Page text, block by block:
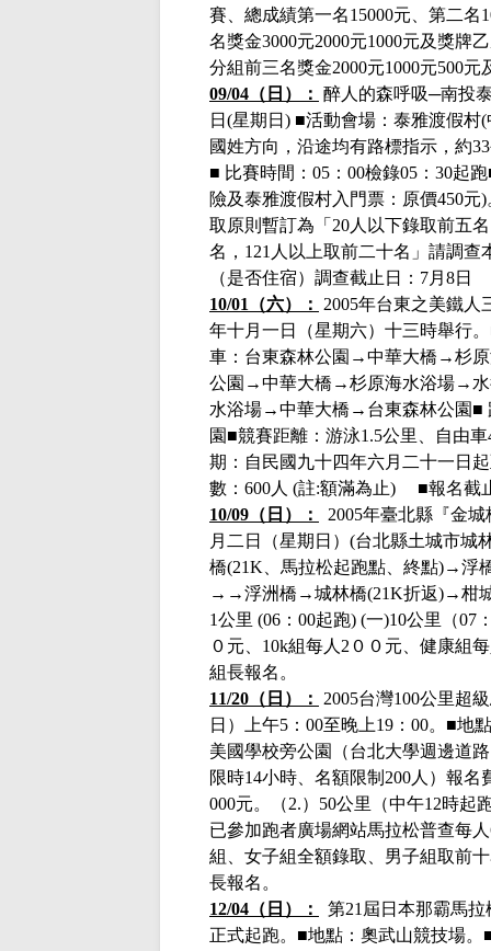
賽、總成績第一名15000元、第二名
名獎金3000元2000元1000元及獎牌
分組前三名獎金2000元1000元500元
09/04（日）： 醉人的森呼吸─南投
日(星期日) ■活動會場：泰雅渡假村(
國姓方向，沿途均有路標指示，約
■ 比賽時間： 05：00檢錄05：30起跑
險及泰雅渡假村入門票：原價450
取原則暫訂為「20人以下錄取前五
名，121人以上取前二十名」請調
（是否住宿）調查截止日：7月8日
10/01（六）：
2005年台東之美鐵人
年十月一日（星期六）十三時舉行
車：台東森林公園→中華大橋→杉
公園→中華大橋→杉原海水浴場→
水浴場→中華大橋→台東森林公園 ■
園■競賽距離：游泳1.5公里、自由
期：自民國九十四年六月二十一日
數： 600人 (註:額滿為止) ■報名截
10/09（日）：
2005年臺北縣『金
月二日（星期日） (台北縣土城市城
橋(21K、馬拉松起跑點、終點)→浮
→→浮洲橋 →城林橋(21K折返)→柑
1公里 (06：00起跑) (一)10公里（07
０元、10k組每人2００元、健康組
組長報名。
11/20（日）：
2005台灣100公里超
日）上午5：00至晚上19：00。■地
美國學校旁公園（台北大學週邊道
限時14小時、名額限制200人）報
000元。（2.）50公里（中午12時起
已參加跑者廣場網站馬拉松普查每
組、女子組全額錄取、男子組取前
長報名。
12/04（日）：
第21屆日本那霸馬拉
正式起跑。■地點：奧武山競技場。